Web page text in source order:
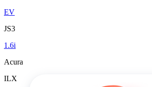
EV
JS3
1.6i
Acura
ILX